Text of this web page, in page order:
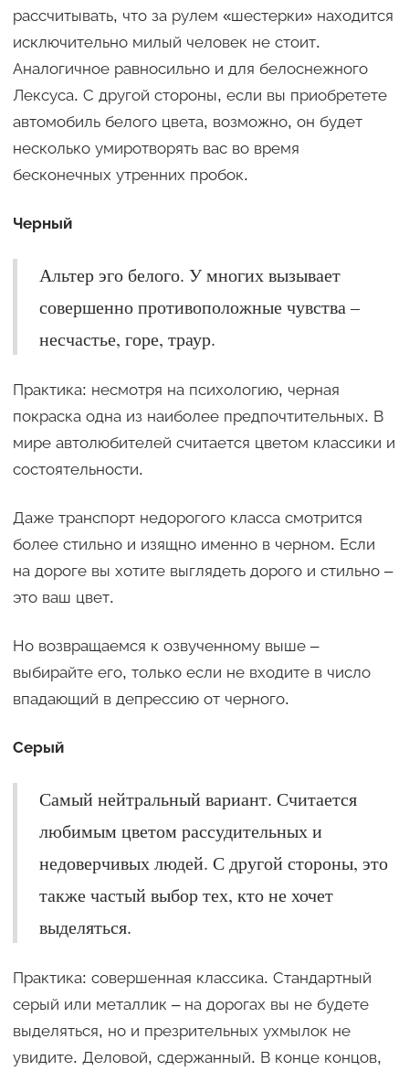
рассчитывать, что за рулем «шестерки» находится
исключительно милый человек не стоит.
Аналогичное равносильно и для белоснежного
Лексуса. С другой стороны, если вы приобретете
автомобиль белого цвета, возможно, он будет
несколько умиротворять вас во время
бесконечных утренних пробок.
Черный
Альтер эго белого. У многих вызывает
совершенно противоположные чувства –
несчастье, горе, траур.
Практика: несмотря на психологию, черная
покраска одна из наиболее предпочтительных. В
мире автолюбителей считается цветом классики и
состоятельности.
Даже транспорт недорогого класса смотрится
более стильно и изящно именно в черном. Если
на дороге вы хотите выглядеть дорого и стильно –
это ваш цвет.
Но возвращаемся к озвученному выше –
выбирайте его, только если не входите в число
впадающий в депрессию от черного.
Серый
Самый нейтральный вариант. Считается
любимым цветом рассудительных и
недоверчивых людей. С другой стороны, это
также частый выбор тех, кто не хочет
выделяться.
Практика: совершенная классика. Стандартный
серый или металлик – на дорогах вы не будете
выделяться, но и презрительных ухмылок не
увидите. Деловой, сдержанный. В конце концов,